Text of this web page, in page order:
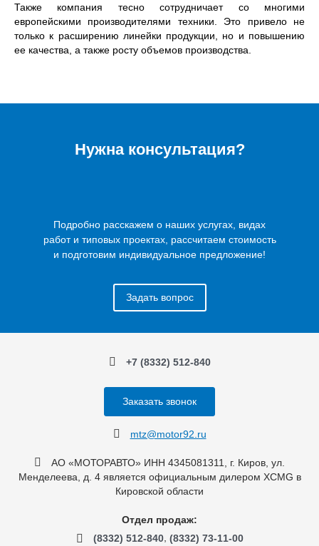
Также компания тесно сотрудничает со многими
европейскими производителями техники. Это привело не
только к расширению линейки продукции, но и повышению
ее качества, а также росту объемов производства.
Нужна консультация?
Подробно расскажем о наших услугах, видах
работ и типовых проектах, рассчитаем стоимость
и подготовим индивидуальное предложение!
Задать вопрос
+7 (8332) 512-840
Заказать звонок
mtz@motor92.ru
АО «МОТОРАВТО» ИНН 4345081311, г. Киров, ул.
Менделеева, д. 4 является официальным дилером XCMG в
Кировской области
Отдел продаж:
(8332) 512-840, (8332) 73-11-00